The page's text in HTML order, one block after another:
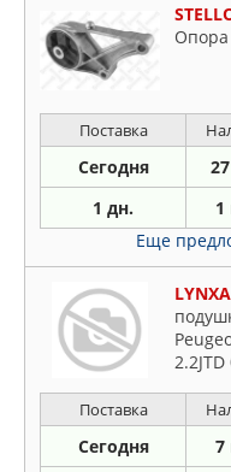
Опора
Поставка
Сегодня
1 дн.
Еще
2.2JTD
Поставка
Сегодня 7